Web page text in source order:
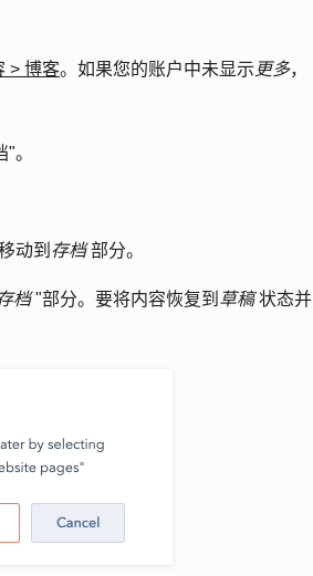
> 博客。如果您的账户中未显示 更多，
"。
动到 存档部分。
档"部分。要将内容恢复到 草稿状态并